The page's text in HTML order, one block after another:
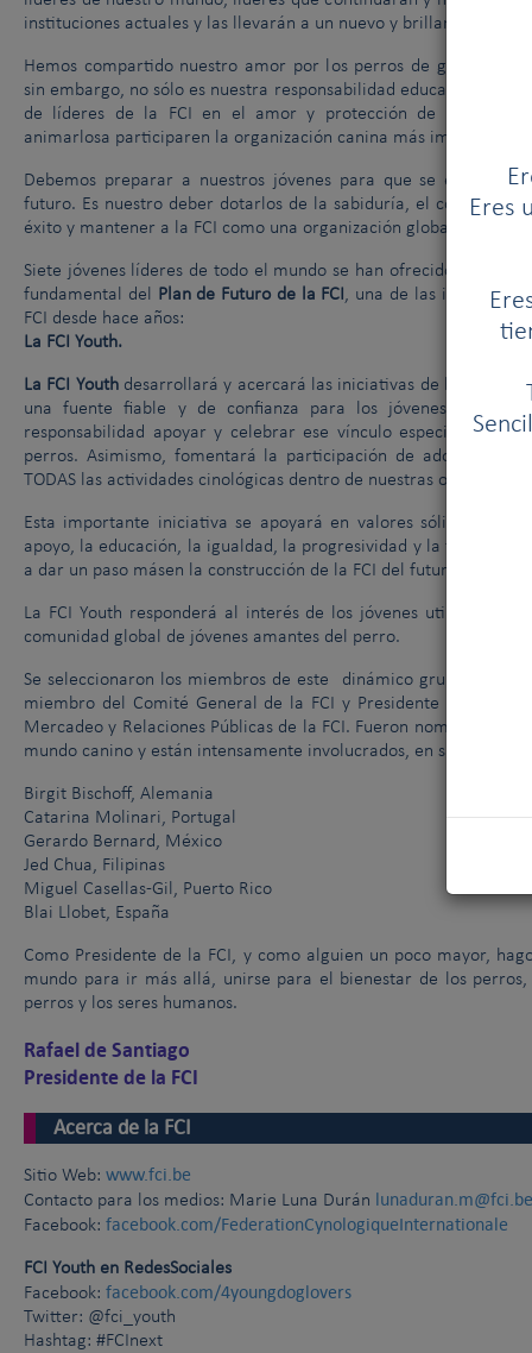
Eres
instituciones actuales y las llevarán a un nuevo y brillante futuro.
Hemos compartido nuestro amor por los perros de generación
sin embargo, no sólo es nuestra responsabilidad educar a la
de líderes de la FCI en el amor y protección de los
animarlosa participaren la organización canina más importante
Debemos preparar a nuestros jóvenes para que se
futuro. Es nuestro deber dotarlos de la sabiduría, el
éxito y mantener a la FCI como una organización global y
Siete jóvenes líderes de todo el mundo se han ofrecido para
fundamental del
Plan de Futuro de la FCI , una de las iniciativas
FCI desde hace años:
La FCI Youth.
La FCI Youthdesarrollará y acercará las iniciativas de la FCI a la
una fuente fiable y de confianza para los jóvenes
responsabilidad apoyar y celebrar ese vínculo especial que
perros. Asimismo, fomentará la participación de
TODAS las actividades cinológicas dentro de nuestras
Esta importante iniciativa se apoyará en valores sólidos,
apoyo, la educación, la igualdad, la progresividad y la fidelidad.
a dar un paso másen la construcción de la FCI del futuro, en
La FCI Youth responderá al interés de los jóvenes
comunidad global de jóvenes amantes del perro.
Se seleccionaron los miembros de este dinámico grupo entre
miembro del Comité General de la FCI y Presidente de la
Mercadeo y Relaciones Públicas de la FCI. Fueron nombrados
mundo canino y están intensamente involucrados, en su propia
Birgit Bischoff, Alemania
Catarina Molinari, Portugal
Gerardo Bernard, México
Jed Chua, Filipinas
Miguel Casellas-Gil, Puerto Rico
Blai Llobet, España
Como Presidente de la FCI, y como alguien un poco mayor,
mundo para ir más allá, unirse para el bienestar de los
perros y los seres humanos.
Rafael de Santiago
Presidente de la FCI
Acerca de la FCI
Sitio Web: www.fci.be
Contacto para los medios: Marie Luna Durán lunaduran.m@fci.be
Facebook: facebook.com/FederationCynologiqueInternationale
FCI Youth en RedesSociales
Facebook: facebook.com/4youngdoglovers
Twitter: @fci_youth
Hashtag: #FCInext